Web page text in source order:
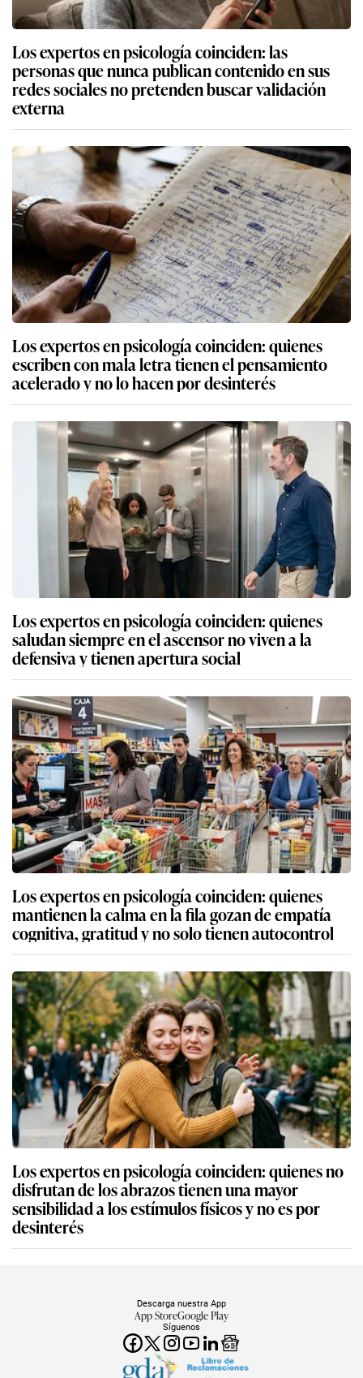
Los expertos en psicología coinciden: las
personas que nunca publican contenido en sus
redes sociales no pretenden buscar validación
externa
Los expertos en psicología coinciden: quienes
escriben con mala letra tienen el pensamiento
acelerado y no lo hacen por desinterés
Los expertos en psicología coinciden: quienes
saludan siempre en el ascensor no viven a la
defensiva y tienen apertura social
Los expertos en psicología coinciden: quienes
mantienen la calma en la fila gozan de empatía
cognitiva, gratitud y no solo tienen autocontrol
Los expertos en psicología coinciden: quienes no
disfrutan de los abrazos tienen una mayor
sensibilidad a los estímulos físicos y no es por
desinterés
Síguenos
Descarga nuestra App
App StoreGoogle Play